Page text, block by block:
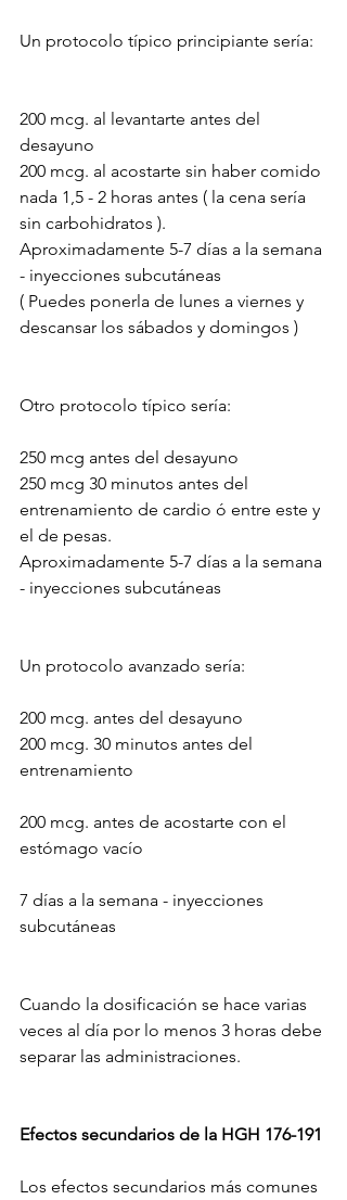
Un protocolo típico principiante sería:
200 mcg. al levantarte antes del
desayuno
200 mcg. al acostarte sin haber comido
nada 1,5 - 2 horas antes ( la cena sería
sin carbohidratos ).
Aproximadamente 5-7 días a la semana
- inyecciones subcutáneas
( Puedes ponerla de lunes a viernes y
descansar los sábados y domingos )
Otro protocolo típico sería:
250 mcg antes del desayuno
250 mcg 30 minutos antes del
entrenamiento de cardio ó entre este y
el de pesas.
Aproximadamente 5-7 días a la semana
- inyecciones subcutáneas
Un protocolo avanzado sería:
200 mcg. antes del desayuno
200 mcg. 30 minutos antes del
entrenamiento
200 mcg. antes de acostarte con el
estómago vacío
7 días a la semana - inyecciones
subcutáneas
Cuando la dosificación se hace varias
veces al día por lo menos 3 horas debe
separar las administraciones.
Efectos secundarios de la HGH 176-191
Los efectos secundarios más comunes